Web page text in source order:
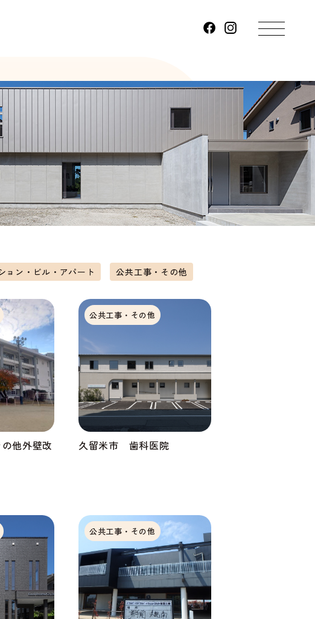
ョン・ビル・アパート 公共工事・その他
他外壁改
公共工事・その他
久留米市 歯科医院
公共工事・その他